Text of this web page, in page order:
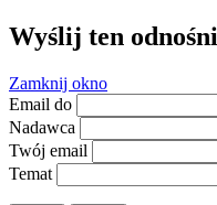
Wyślij ten
Zamknij okno
Email do
Nadawca
Twój email
Temat